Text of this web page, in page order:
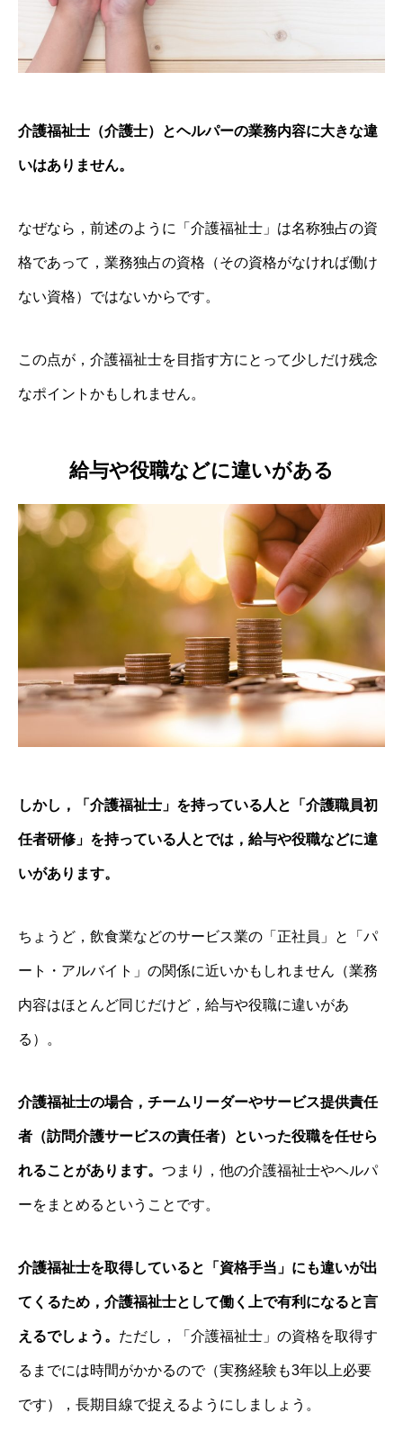
介護福祉士（介護士）とヘルパーの業務内容に大きな違
いはありません。
なぜなら，前述のように「介護福祉士」は名称独占の資
格であって，業務独占の資格（その資格がなければ働け
ない資格）ではないからです。
この点が，介護福祉士を目指す方にとって少しだけ残念
なポイントかもしれません。
給与や役職などに違いがある
しかし，「介護福祉士」を持っている人と「介護職員初
任者研修」を持っている人とでは，給与や役職などに違
いがあります。
ちょうど，飲食業などのサービス業の「正社員」と「パ
ート・アルバイト」の関係に近いかもしれません（業務
内容はほとんど同じだけど，給与や役職に違いがあ
る）。
介護福祉士の場合，チームリーダーやサービス提供責任
者（訪問介護サービスの責任者）といった役職を任せら
れることがあります。 つまり，他の介護福祉士やヘルパ
ーをまとめるということです。
介護福祉士を取得していると「資格手当」にも違いが出
てくるため，介護福祉士として働く上で有利になると言
えるでしょう。 ただし，「介護福祉士」の資格を取得す
るまでには時間がかかるので（実務経験も3年以上必要
です），長期目線で捉えるようにしましょう。